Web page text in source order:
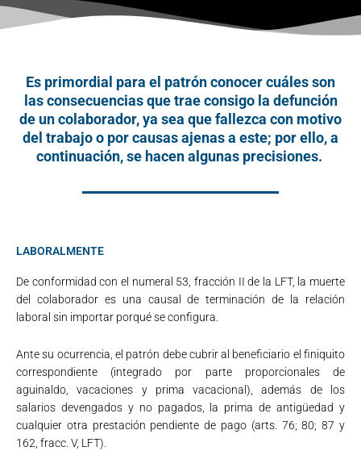
Es primordial para el patrón conocer cuáles son
las consecuencias que trae consigo la defunción
de un colaborador, ya sea que fallezca con motivo
del trabajo o por causas ajenas a este; por ello, a
continuación, se hacen algunas precisiones.
LABORALMENTE
De conformidad con el numeral 53, fracción II de la LFT, la muerte
del colaborador es una causal de terminación de la relación
laboral sin importar porqué se configura.
Ante su ocurrencia, el patrón debe cubrir al beneficiario el finiquito
correspondiente (integrado por parte proporcionales de
aguinaldo, vacaciones y prima vacacional), además de los
salarios devengados y no pagados, la prima de antigüedad y
cualquier otra prestación pendiente de pago (arts. 76; 80; 87 y
162, fracc. V, LFT).